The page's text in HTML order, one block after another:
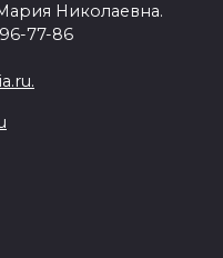
Николаевна.
77-86